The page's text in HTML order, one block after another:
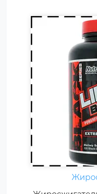
Гейнер (от
добавка) —
при
углеводы